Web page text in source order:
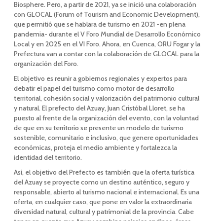
Biosphere. Pero, a partir de 2021, ya se inició una colaboración
con GLOCAL (Forum of Tourism and Economic Development),
que permitió que se hablara de turismo en 2021 -en plena
pandemia- durante el V Foro Mundial de Desarrollo Económico
Local y en 2025 en el VI Foro. Ahora, en Cuenca, ORU Fogar y la
Prefectura van a contar con la colaboración de GLOCAL para la
organización del Foro.
El objetivo es reunir a gobiernos regionales y expertos para
debatir el papel del turismo como motor de desarrollo
territorial, cohesión social y valorización del patrimonio cultural
y natural. El prefecto del Azuay, Juan Cristóbal Lloret, se ha
puesto al frente de la organización del evento, con la voluntad
de que en su territorio se presente un modelo de turismo
sostenible, comunitario e inclusivo, que genere oportunidades
económicas, proteja el medio ambiente y fortalezca la
identidad del territorio.
Así, el objetivo del Prefecto es también que la oferta turística
del Azuay se proyecte como un destino auténtico, seguro y
responsable, abierto al turismo nacional e internacional. Es una
oferta, en cualquier caso, que pone en valor la extraordinaria
diversidad natural, cultural y patrimonial de la provincia. Cabe